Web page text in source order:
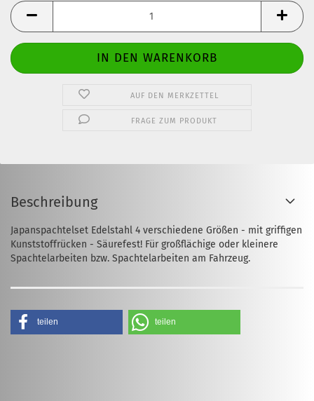
Set
AUF DEN MERKZETTEL
FRAGE ZUM PRODUKT
Beschreibung
Japanspachtelset Edelstahl 4 verschiedene Größen - mit griffigen
Kunststoffrücken - Säurefest! Für großflächige oder kleinere
Spachtelarbeiten bzw. Spachtelarbeiten am Fahrzeug.
teilen teilen